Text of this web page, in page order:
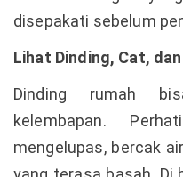
disepakati sebelum
Lihat Dinding, Cat,
Dinding rumah
kelembapan.
mengelupas, bercak